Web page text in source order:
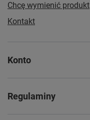
Chcę wymienić produkt
Kontakt
Konto
Regulaminy